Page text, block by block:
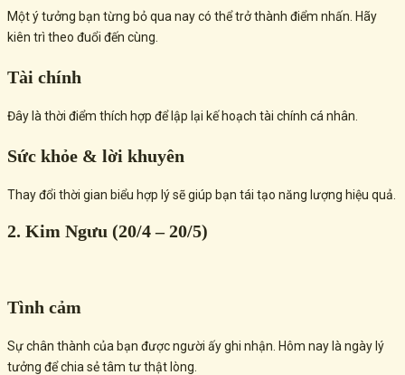
Một ý tưởng bạn từng bỏ qua nay có thể trở thành điểm nhấn. Hãy
kiên trì theo đuổi đến cùng.
Tài chính
Đây là thời điểm thích hợp để lập lại kế hoạch tài chính cá nhân.
Sức khỏe & lời khuyên
Thay đổi thời gian biểu hợp lý sẽ giúp bạn tái tạo năng lượng hiệu quả.
2. Kim Ngưu (20/4 – 20/5)
Tình cảm
Sự chân thành của bạn được người ấy ghi nhận. Hôm nay là ngày lý
tưởng để chia sẻ tâm tư thật lòng.